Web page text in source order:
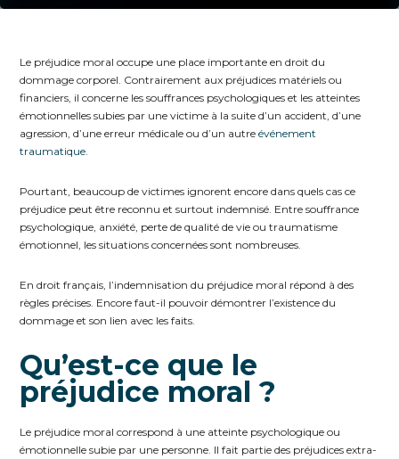
Le préjudice moral occupe une place importante en droit du
dommage corporel. Contrairement aux préjudices matériels ou
financiers, il concerne les souffrances psychologiques et les atteintes
émotionnelles subies par une victime à la suite d’un accident, d’une
agression, d’une erreur médicale ou d’un autreévénement
traumatique
Pourtant, beaucoup de victimes ignorent encore dans quels cas ce
préjudice peut être reconnu et surtout indemnisé. Entre souffrance
psychologique, anxiété, perte de qualité de vie ou traumatisme
émotionnel, les situations concernées sont nombreuses.
En droit français, l’indemnisation du préjudice moral répond à des
règles précises. Encore faut-il pouvoir démontrer l’existence du
dommage et son lien avec les faits.
Qu’est-ce que le
préjudice moral ?
Le préjudice moral correspond à une atteinte psychologique ou
émotionnelle subie par une personne. Il fait partie des préjudices extra-